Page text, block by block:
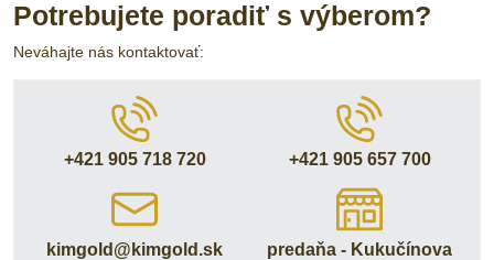
Potrebujete poradiť s výberom?
Neváhajte nás kontaktovať:
+421 905 718 720 +421 905 657 700
kimgold​@kimgold​.sk
predaňa - Kukučínova